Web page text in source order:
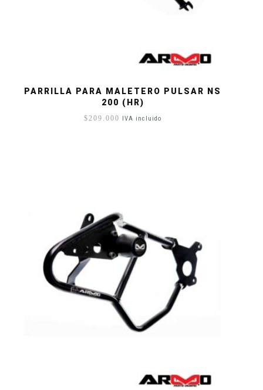
PARRILLA PARA MALETERO PULSAR NS
200 (HR)
$ 209.000 IVA incluido